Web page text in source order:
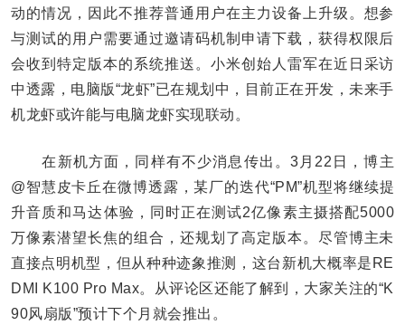
动的情况，因此不推荐普通用户在主力设备上升级。想参
与测试的用户需要通过邀请码机制申请下载，获得权限后
会收到特定版本的系统推送。小米创始人雷军在近日采访
中透露，电脑版“龙虾”已在规划中，目前正在开发，未来手
机龙虾或许能与电脑龙虾实现联动。
在新机方面，同样有不少消息传出。3月22日，博主
@智慧皮卡丘在微博透露，某厂的迭代“PM”机型将继续提
升音质和马达体验，同时正在测试2亿像素主摄搭配5000
万像素潜望长焦的组合，还规划了高定版本。尽管博主未
直接点明机型，但从种种迹象推测，这台新机大概率是RE
DMI K100 Pro Max。从评论区还能了解到，大家关注的“K
90风扇版”预计下个月就会推出。